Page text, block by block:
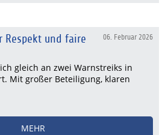
06. Februar 2026
Respekt und faire
gleich an zwei Warnstreiks in
Mit großer Beteiligung, klaren
MEHR